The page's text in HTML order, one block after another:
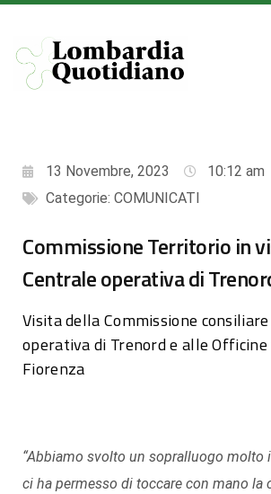
13 Novembre, 2023
10:12 am
Categorie: COMUNICATI
Commissione Territorio in
Centrale operativa di
Visita della Commissione
operativa di Trenord e alle
Fiorenza
“Abbiamo svolto un sopralluogo molto
ci ha permesso di toccare con mano la